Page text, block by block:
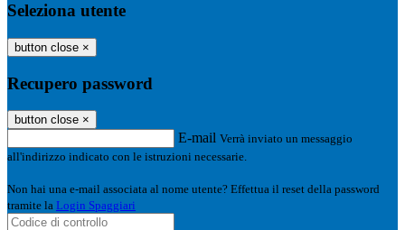
Seleziona utente
button close ×
Recupero password
button close ×
E-mail Verrà inviato un messaggio
all'indirizzo indicato con le istruzioni necessarie.
Non hai una e-mail associata al nome utente? Effettua il reset della password
tramite la Login Spaggiari